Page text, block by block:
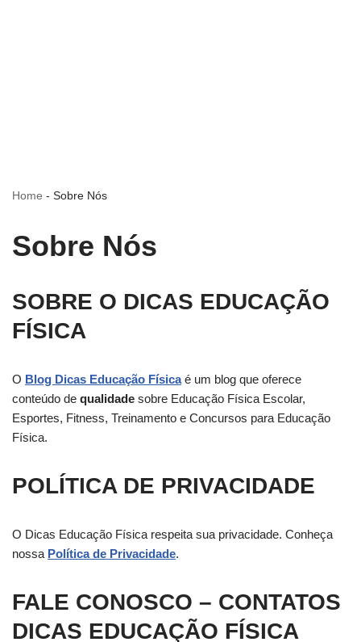
Home - Sobre Nós
Sobre Nós
SOBRE O DICAS EDUCAÇÃO
FÍSICA
O Blog Dicas Educação Físicaé um blog que oferece
conteúdo de qualidade sobre Educação Física Escolar,
Esportes, Fitness, Treinamento e Concursos para Educação
Física.
POLÍTICA DE PRIVACIDADE
O Dicas Educação Física respeita sua privacidade. Conheça
nossa Política de Privacidade.
FALE CONOSCO – CONTATOS
DICAS EDUCAÇÃO FÍSICA